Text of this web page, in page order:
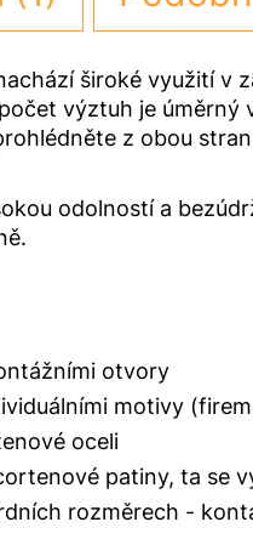
široké využití
výztuh je úměrný
z obou
odolností a
otvory
motivy
oceli
patiny, ta se
rozměrech -